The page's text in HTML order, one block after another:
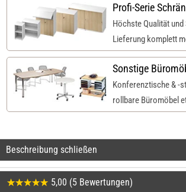
Profi-Serie
Höchste Qualität
Lieferung komplett
Sonstige
Konferenztische & -
rollbare Büromöbel
Beschreibung schließen
5,00 (5 Bewertungen)